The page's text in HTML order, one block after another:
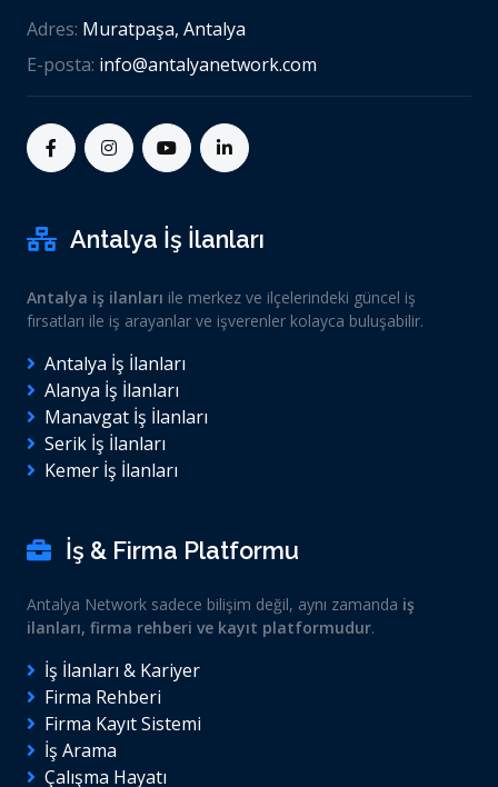
Adres: Muratpaşa, Antalya
E-posta: info@antalyanetwork.com
Antalya İş İlanları
Antalya iş ilanları ile merkez ve ilçelerindeki güncel iş
fırsatları ile iş arayanlar ve işverenler kolayca buluşabilir.
Antalya İş İlanları
Alanya İş İlanları
Manavgat İş İlanları
Serik İş İlanları
Kemer İş İlanları
İş & Firma Platformu
Antalya Network sadece bilişim değil, aynı zamanda iş
ilanları, firma rehberi ve kayıt platformudur.
İş İlanları & Kariyer
Firma Rehberi
Firma Kayıt Sistemi
İş Arama
Çalışma Hayatı